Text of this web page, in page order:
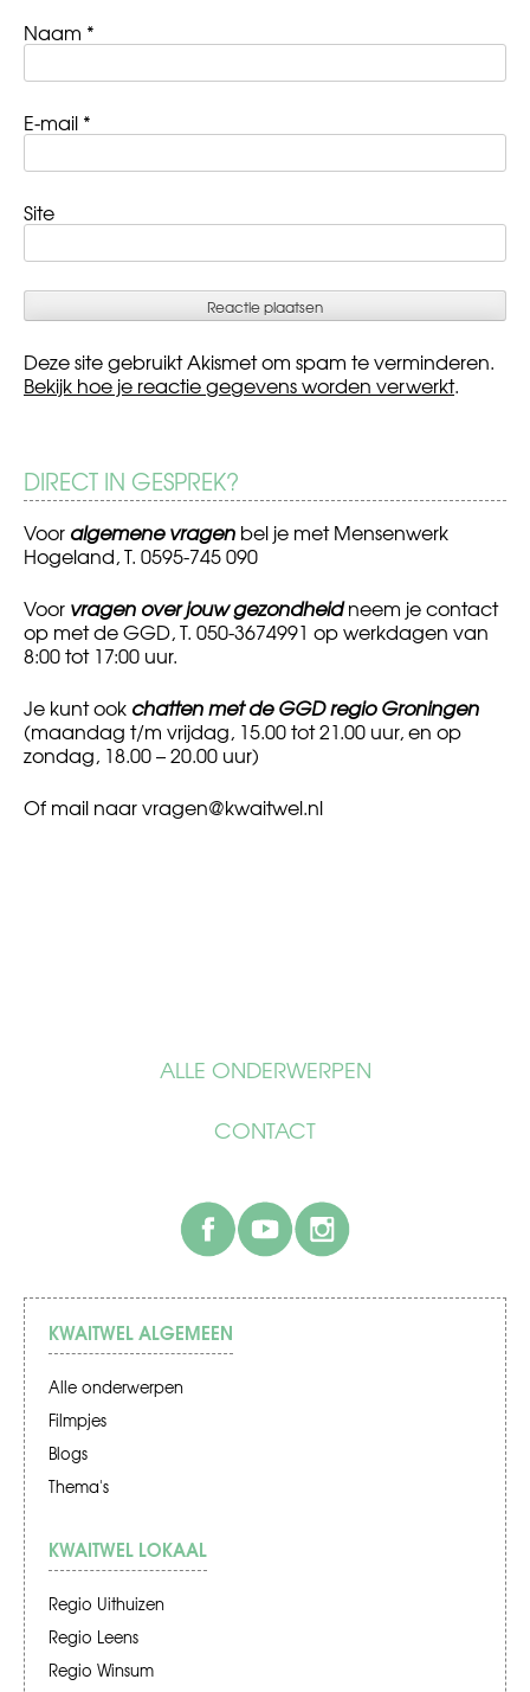
ALLE ONDERWERPEN
CONTACT
facebook
Naam *
E-mail *
Site
Deze site gebruikt Akismet om spam te verminderen.
Bekijk hoe je reactie gegevens worden verwerkt.
DIRECT IN GESPREK?
Voor algemene vragen bel je met Mensenwerk
Hogeland, T. 0595-745 090
Voor vragen over jouw gezondheidneem je contact
op met de GGD, T. 050-3674991 op werkdagen van
8:00 tot 17:00 uur.
Je kunt ook chatten met de GGD regio Groningen
(maandag t/m vrijdag, 15.00 tot 21.00 uur, en op
zondag, 18.00 – 20.00 uur)
Of mail naarvragen@kwaitwel.nl
KWAITWEL ALGEMEEN
Alle onderwerpen
Filmpjes
Blogs
Thema's
KWAITWEL LOKAAL
Regio Uithuizen
Regio Leens
Regio Winsum